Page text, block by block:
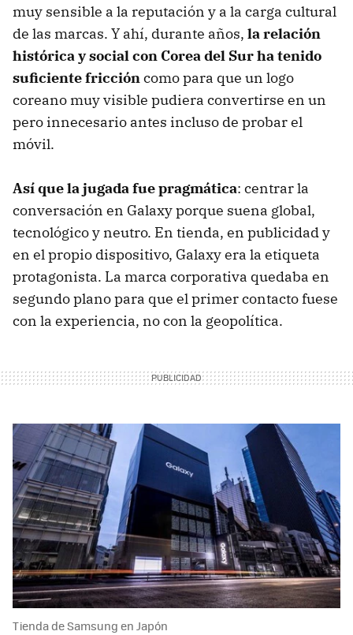
muy sensible a la reputación y a la carga cultural
de las marcas. Y ahí, durante años, la relación
histórica y social con Corea del Sur ha tenido
suficiente friccióncomo para que un logo
coreano muy visible pudiera convertirse en un
pero innecesario antes incluso de probar el
móvil.
Así que la jugada fue pragmática: centrar la
conversación en Galaxy porque suena global,
tecnológico y neutro. En tienda, en publicidad y
en el propio dispositivo, Galaxy era la etiqueta
protagonista. La marca corporativa quedaba en
segundo plano para que el primer contacto fuese
con la experiencia, no con la geopolítica.
Tienda de Samsung en Japón